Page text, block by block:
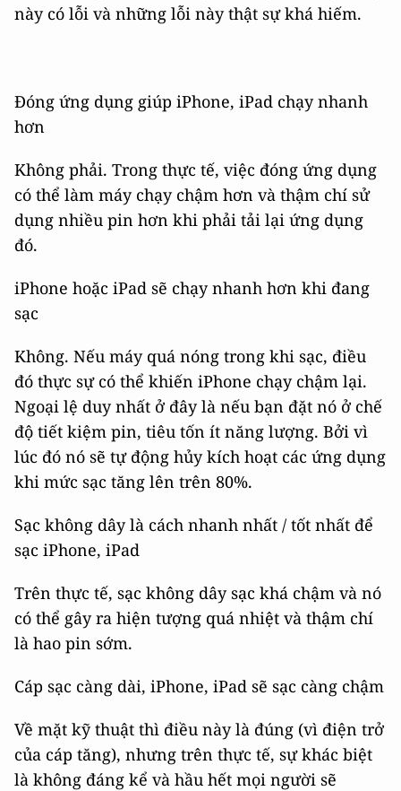
này có lỗi và những lỗi này thật sự khá hiếm.
Đóng ứng dụng giúp iPhone, iPad chạy nhanh
hơn
Không phải. Trong thực tế, việc đóng ứng dụng
có thể làm máy chạy chậm hơn và thậm chí sử
dụng nhiều pin hơn khi phải tải lại ứng dụng
đó.
iPhone hoặc iPad sẽ chạy nhanh hơn khi đang
sạc
Không. Nếu máy quá nóng trong khi sạc, điều
đó thực sự có thể khiến iPhone chạy chậm lại.
Ngoại lệ duy nhất ở đây là nếu bạn đặt nó ở chế
độ tiết kiệm pin, tiêu tốn ít năng lượng. Bởi vì
lúc đó nó sẽ tự động hủy kích hoạt các ứng dụng
khi mức sạc tăng lên trên 80%.
Sạc không dây là cách nhanh nhất / tốt nhất để
sạc iPhone, iPad
Trên thực tế, sạc không dây sạc khá chậm và nó
có thể gây ra hiện tượng quá nhiệt và thậm chí
là hao pin sớm.
Cáp sạc càng dài, iPhone, iPad sẽ sạc càng chậm
Về mặt kỹ thuật thì điều này là đúng (vì điện trở
của cáp tăng), nhưng trên thực tế, sự khác biệt
là không đáng kể và hầu hết mọi người sẽ